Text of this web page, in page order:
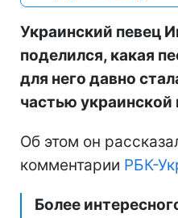
Украинский певец
поделился, какая
для него давно
частью украинской
Об этом он
комментарии РБК-
Более